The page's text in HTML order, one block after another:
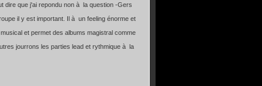
dire que j'ai repondu non à la question -Gers
il y est important. Il à un feeling énorme et
et permet des albums magistral comme
jourrons les parties lead et rythmique à la